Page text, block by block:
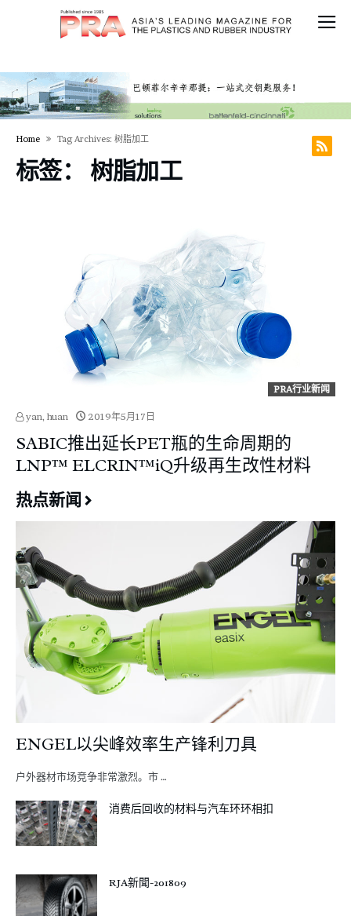
Home Tag Archives: 树脂加工
标签： 树脂加工
PRA行业新闻
yan, huan 2019年5月17日
SABIC推出延长PET瓶的生命周期的
LNP™ ELCRIN™iQ升级再生改性材料
热点新闻
ENGEL以尖峰效率生产锋利刀具
户外器材市场竞争非常激烈。市 …
消费后回收的材料与汽车环环相扣
RJA新聞-201809